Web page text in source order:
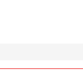
ズ錦
らせください。